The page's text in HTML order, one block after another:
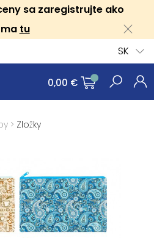
sa zaregistrujte ako
tu
SK
0,00 €
> Zložky